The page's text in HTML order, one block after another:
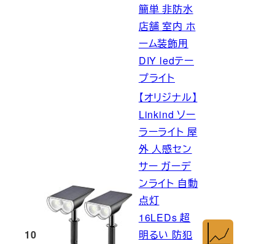
簡単 非防水
店舗 室内 ホ
ーム装飾用
DIY ledテー
プライト
10
【オリジナル】
Linkind ソー
ラーライト 屋
外 人感セン
サー ガーデ
ンライト 自動
点灯
16LEDs 超
明るい 防犯